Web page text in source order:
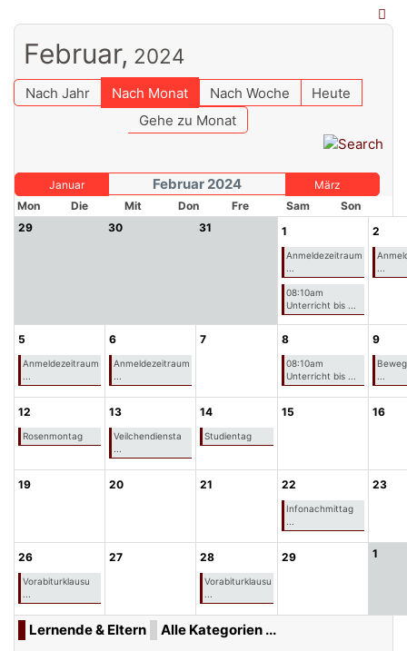
Februar, 2024
Nach Jahr Nach Monat Nach Woche
Heute
Gehe zu Monat
Januar Februar 2024
März
Mon
Die Mit Don Fre Sam
Son
29
30 31 1
Anmeldezeitraum
08:10am
Unterricht bis ...
2
5
Anmeldezeitraum
6
Anmeldezeitraum
7 8
08:10am
Unterricht bis ...
9
12
Rosenmontag
13
Veilchendiensta
14
Studientag
15 16
19 20 21 22
Infonachmittag
23
26
Vorabiturklausu
27 28
Vorabiturklausu
29 1
Lernende & Eltern Alle Kategorien ...